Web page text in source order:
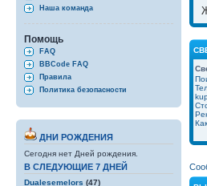
Наша команда
Помощь
FAQ
BBCode FAQ
Правила
Политика безопасности
ДНИ РОЖДЕНИЯ
Сегодня нет Дней рождения.
В СЛЕДУЮЩИЕ 7 ДНЕЙ
Dualesemelors (47)